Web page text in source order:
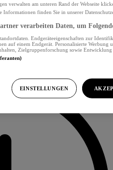
verwalten am unteren Rand der Webseite
Informationen finden Sie in unserer
verarbeiten Daten, um
Endgeräteeigenschaften zur
auf einem Endgerät. Personalisierte Werbung
Zielgruppenforschung sowie
EINSTELLUNGEN